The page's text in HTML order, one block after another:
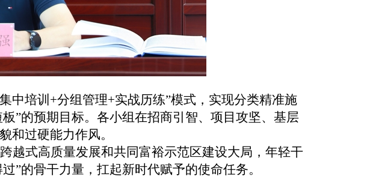
中培训+分组管理+实战历练”模式，实现分类精准施
”的预期目标。各小组在招商引智、项目攻坚、基层
和过硬能力作风。
越式高质量发展和共同富裕示范区建设大局，年轻干
”的骨干力量，扛起新时代赋予的使命任务。